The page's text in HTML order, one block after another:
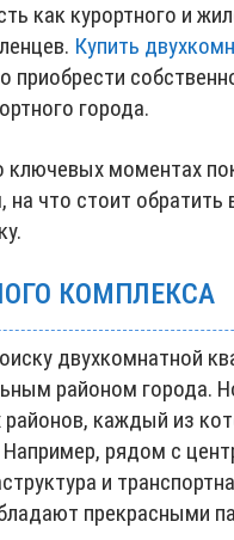
как курортного и
Купить
приобрести
города.
моментах
что стоит обратить
КОМПЛЕКСА
двухкомнатной
районом города.
каждый из
рядом с
и
прекрасными